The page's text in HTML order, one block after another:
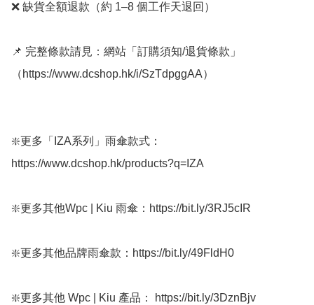
❌ 缺貨全額退款（約 1–8 個工作天退回）
📌 完整條款請見：網站「訂購須知/退貨條款」
（https://www.dcshop.hk/i/SzTdpggAA）
❇️更多「IZA系列」雨傘款式：
https://www.dcshop.hk/products?q=IZA
❇️更多其他Wpc | Kiu 雨傘：https://bit.ly/3RJ5cIR
❇️更多其他品牌雨傘款：https://bit.ly/49FldH0
❇️更多其他 Wpc | Kiu 產品： https://bit.ly/3DznBjv